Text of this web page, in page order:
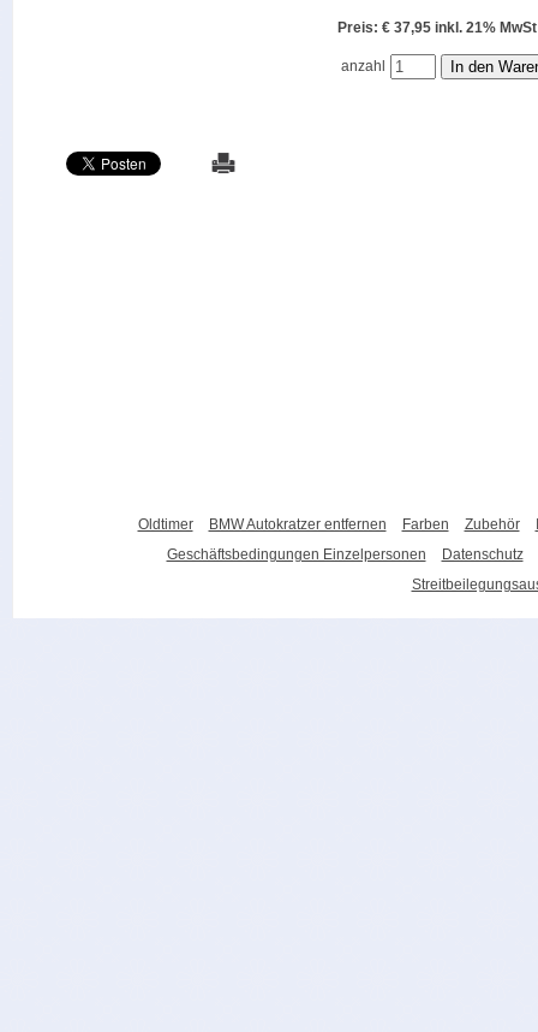
Preis: € 37,95 inkl. 21%
anzahl
Oldtimer BMW Autokratzer entfernen Farben Zubehör
Geschäftsbedingungen Einzelpersonen
Datenschutz